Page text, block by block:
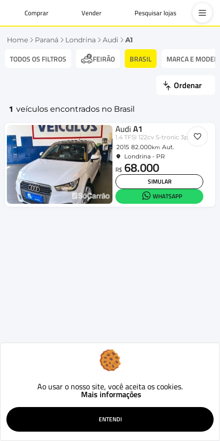
Comprar Vender Pesquisar lojas
Home Paraná Londrina Audi A1
TODOS OS FILTROS FEIRÃO BRASIL MARCA E
Ordenar
1 veículos encontrados no Brasil
AudiA1
1.4 TFSI 122cv S-tronic 3p
2015 82.000km Aut.
Londrina - PR
R$ 68.000
SIMULAR
WHATSAPP
Ao usar o nosso site, você aceita os cookies.
Mais informações
ENTENDI